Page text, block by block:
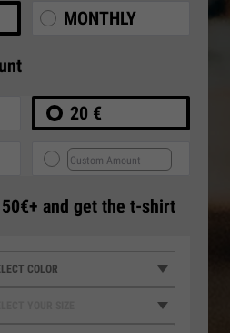
MONTHLY
20 €
and get the t-shirt